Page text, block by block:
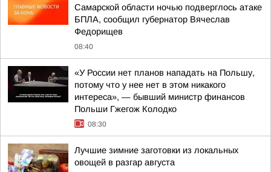
Самарской области ночью подверглось атаке
БПЛА, сообщил губернатор Вячеслав
Федорищев
08:40
«У России нет планов нападать на Польшу,
потому что у нее нет в этом никакого
интереса», — бывший министр финансов
Польши Гжегож Колодко
08:30
Лучшие зимние заготовки из локальных
овощей в разгар августа